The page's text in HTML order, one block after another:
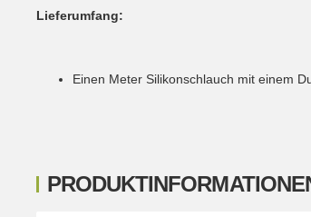
Lieferumfang:
Einen Meter Silikonschlauch mit einem